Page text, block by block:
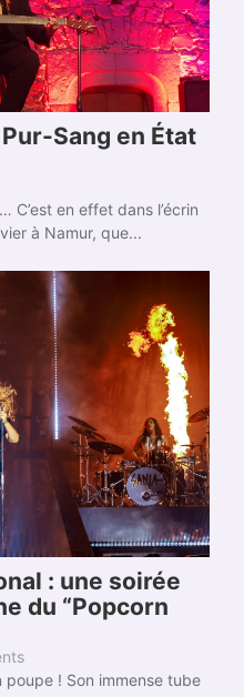
Sang en État
C’est en effet dans l’écrin
à Namur, que...
: une soirée
du “Popcorn
! Son immense tube